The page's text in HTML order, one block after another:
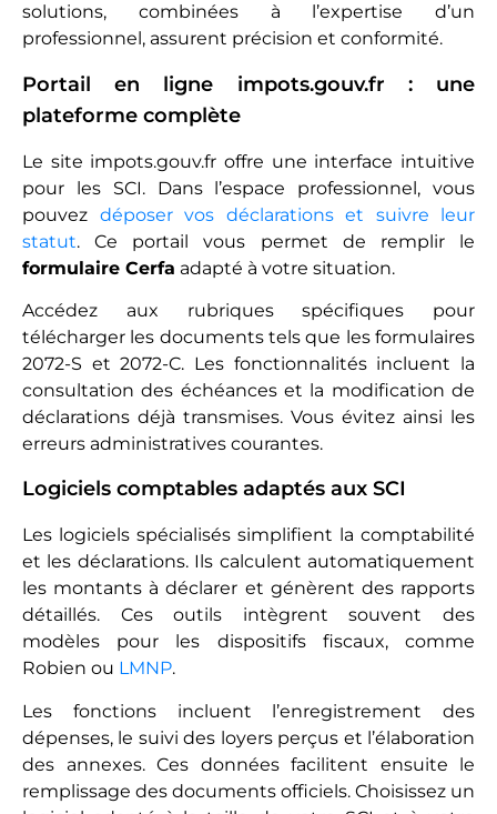
solutions, combinées à l’expertise d’un
professionnel, assurent précision et conformité.
Portail en ligne impots.gouv.fr : une
plateforme complète
Le site impots.gouv.fr offre une interface intuitive
pour les SCI. Dans l’espace professionnel, vous
pouvez déposer vos déclarations et suivre leur
statut. Ce portail vous permet de remplir le
formulaire Cerfa adapté à votre situation.
Accédez aux rubriques spécifiques pour
télécharger les documents tels que les formulaires
2072-S et 2072-C. Les fonctionnalités incluent la
consultation des échéances et la modification de
déclarations déjà transmises. Vous évitez ainsi les
erreurs administratives courantes.
Logiciels comptables adaptés aux SCI
Les logiciels spécialisés simplifient la comptabilité
et les déclarations. Ils calculent automatiquement
les montants à déclarer et génèrent des rapports
détaillés. Ces outils intègrent souvent des
modèles pour les dispositifs fiscaux, comme
Robien ou LMNP.
Les fonctions incluent l’enregistrement des
dépenses, le suivi des loyers perçus et l’élaboration
des annexes. Ces données facilitent ensuite le
remplissage des documents officiels. Choisissez un